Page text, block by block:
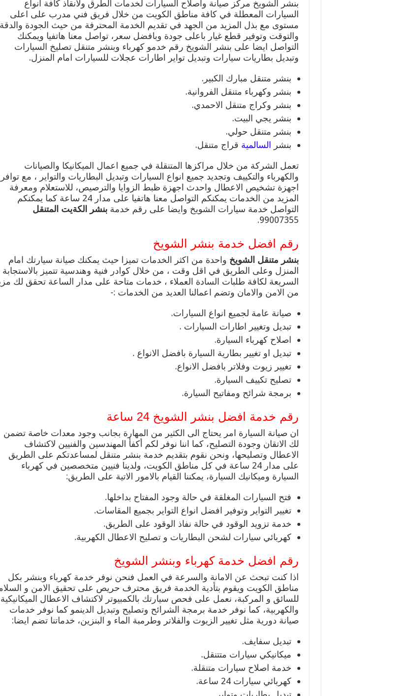
بنشر الشويخ مركز صيانة واصلاح السيارات لخدمات الطرق ولانقاذ كافة انواع
السيارات المعطلة في كافة مناطق الكويت من خلال فريق فني مدرب على اعلى
مستوى مع بذل المزيد من الجهد في تقديم الخدمة المحترفة من حيث الجودة والدقة
والتوقت وتوفير قطع غيار باعلى جودة وبافضل سعر، تواصل معنا هاتفيا ويمكنك
التواصل ايضا على بنشر الشويخ رقم خدمو كهرباء وبنشر متنقل تصليخ السيارات
وتبديل بطاريات سيارات وتبديل تواير اطارات عجلات للسيارات امام المنزل.
بنشر متنقل مبارك الكبير.
بنشر وكهرباء متنقل الفروانية.
بنشر وكراج متنقل الاحمدي.
بنشر يجي البيت.
بنشر متنقل حولي.
بنشر السالمية قراج متنقل.
تعمل الشركة من خلال مراكزها المتنقلة في جميع اعمال الميكانيكا والصيانات
والكهرباء والتكييف وتجديد جميع انواع السيارات وتبديل البطاريات والتواير ، مع توافر
اجهزة تشخيص الاعطال واحدث اجهزة ظبط الزوايا والترصيص، للاستعلام ومعرفة
المزيد من الخدمات يمكنكم التواصل معنا هاتفيا على مدار 24 ساعة كما يمكنكم
التواصل خدمة سيارات الشويخ وايضا على رقم خدمةبنشر الكةيت المتنقل
99007355.
رقم افضل خدمة بنشر الشويخ
بنشر متنقل الشويخ واحدة من اكثر الخدمات تميزا حيث يمكنك صيانة سيارتك امام
المنزل وعلى الطريق في اقل وقت ، من خلال كوادر فنية وهندسية تتميز بالاستجابة
السريعة لكافة طلبات السادة العملاء ، خدمات متاحة على مدار الساعة تحقق لك
من الامن والامان وتضم اعمالنا العديد من الخدمات :-
صيانة عامة لجميع انواع السيارات.
تبديل وتغيير اطارات السيارات .
اصلاح كهرباء السيارة.
تبديل او تغيير بطارية السيارة بافضل الانواع .
تغيير زيوت وفلاتر بافضل الانواع.
تصليح تكييف السيارة.
برمجة شرائح ومفاتيح السيارة.
رقم خدمة افضل بنشر الشويخ 24 ساعة
ان صيانة السيارة امر يحتاج الى الكثير من المهارة بجانب وجود معدات خاصة تضمن
لك الاتقان وجودة التصليح، كما اننا نوفر لكم أكفأ المهندسين والفنيين لاكتشاف
الاعطال وتصليحها، ونحن نقوم بتقديم خدمة بنشر متنقل لمساعدتكم على الطريق
على مدار 24 ساعة في كل مناطق الكويت، ولدينا فنيين متخصصين في كهرباء
السيارة وميكانيك السيارة، يمكننا القيام بالامور الاتية على الطريق:
فتح السيارات المغلقة في حالة وجود المفتاح بداخلها.
تغيير التواير وتوفير افضل انواع التواير بجميع المقاسات.
خدمة تزويد الوقود في حالة نفاذ الوقود على الطريق.
كهربائي سيارات لشحن البطاريات و تصليح الاعطال الكهربية.
رقم افضل خدمة كهرباء وبنشر الشويخ
اذا كنت تبحث عن الامانة والسرعة في العمل فنحن نوفر خدمة كهرباء وبنشر بكل
مناطق الكويت ويقوم بتأدية الخدمة فريق محترف حريص على تحقيق الامن و
للسائق و المركبة، نعمل على فحص سيارتك بالكمبيوتر لاكتشاف الاعطال الميكانيكية
والكهربية، كما نوفر خدمة برمجة الشرائح وتصليح وتبديل الدينمو كما نوفر خدمات
صيانة دورية مثل تغيير الزيوت والفلاتر وطرمبة الماء و البنزين، خدماتنا تضم ايضا:
تبديل سفايف.
ميكانيكي سيارات متتنقل.
خدمة اصلاح سيارات متنقلة.
كهربائي سيارات 24 ساعة.